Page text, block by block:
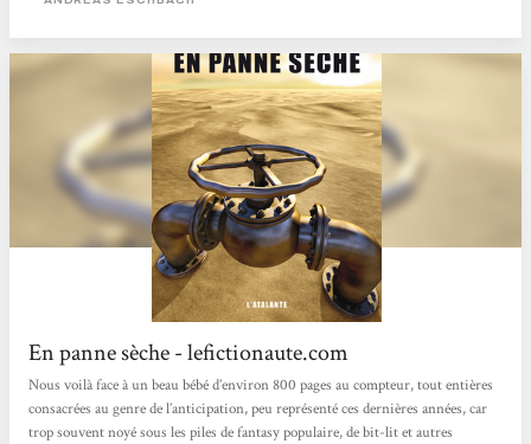
En panne sèche - lefictionaute.com
Nous voilà face à un beau bébé d’environ 800 pages au compteur, tout entières
consacrées au genre de l’anticipation, peu représenté ces dernières années, car
trop souvent noyé sous les piles de fantasy populaire, de bit-lit et autres